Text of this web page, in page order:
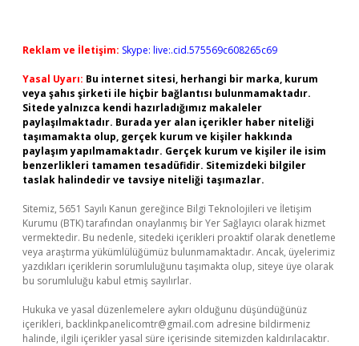
Reklam ve İletişim: Skype: live:.cid.575569c608265c69
Yasal Uyarı: Bu internet sitesi, herhangi bir marka, kurum
veya şahıs şirketi ile hiçbir bağlantısı bulunmamaktadır.
Sitede yalnızca kendi hazırladığımız makaleler
paylaşılmaktadır. Burada yer alan içerikler haber niteliği
taşımamakta olup, gerçek kurum ve kişiler hakkında
paylaşım yapılmamaktadır. Gerçek kurum ve kişiler ile isim
benzerlikleri tamamen tesadüfidir. Sitemizdeki bilgiler
taslak halindedir ve tavsiye niteliği taşımazlar.
Sitemiz, 5651 Sayılı Kanun gereğince Bilgi Teknolojileri ve İletişim
Kurumu (BTK) tarafından onaylanmış bir Yer Sağlayıcı olarak hizmet
vermektedir. Bu nedenle, sitedeki içerikleri proaktif olarak denetleme
veya araştırma yükümlülüğümüz bulunmamaktadır. Ancak, üyelerimiz
yazdıkları içeriklerin sorumluluğunu taşımakta olup, siteye üye olarak
bu sorumluluğu kabul etmiş sayılırlar.
Hukuka ve yasal düzenlemelere aykırı olduğunu düşündüğünüz
içerikleri, backlinkpanelicomtr@gmail.com adresine bildirmeniz
halinde, ilgili içerikler yasal süre içerisinde sitemizden kaldırılacaktır.